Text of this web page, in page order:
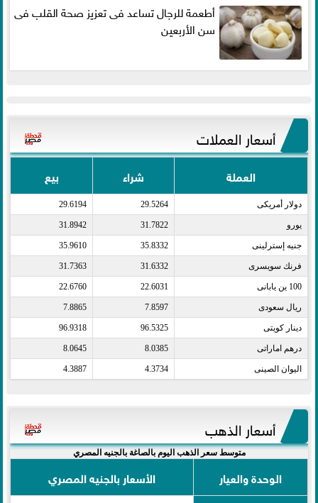
أطعمة للرجال تساعد فى تعزيز صحة القلب فى
سن الأربعين
أسعار العملات
العملة شراء بيع
دولار أمريكى​ 29.5264
29.6194
يورو​ 31.7822
31.8942
جنيه إسترلينى​ 35.8332
35.9610
فرنك سويسرى​ 31.6332
31.7363
100 ين يابانى​ 22.6031
22.6760
ريال سعودى​ 7.8597
7.8865
دينار كويتى​ 96.5325
96.9318
درهم اماراتى​ 8.0385
8.0645
اليوان الصينى​ 4.3734
4.3887
أسعار الذهب
متوسط سعر الذهب اليوم بالصاغة بالجنيه المصري
الوحدة والعيار
الأسعار بالجنيه المصري